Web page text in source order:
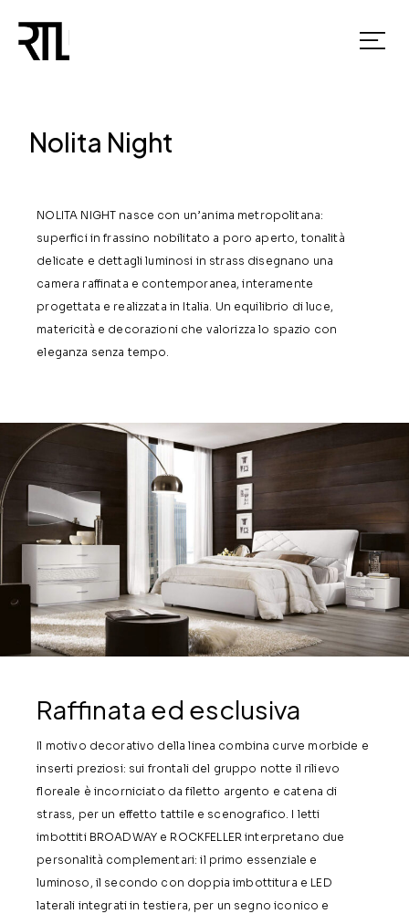
Nolita Night
NOLITA NIGHT nasce con un’anima metropolitana:
superfici in frassino nobilitato a poro aperto, tonalità
delicate e dettagli luminosi in strass disegnano una
camera raffinata e contemporanea, interamente
progettata e realizzata in Italia. Un equilibrio di luce,
matericità e decorazioni che valorizza lo spazio con
eleganza senza tempo.
Raffinata ed esclusiva
Il motivo decorativo della linea combina curve morbide e
inserti preziosi: sui frontali del gruppo notte il rilievo
floreale è incorniciato da filetto argento e catena di
strass, per un effetto tattile e scenografico. I letti
imbottiti BROADWAY e ROCKFELLER interpretano due
personalità complementari: il primo essenziale e
luminoso, il secondo con doppia imbottitura e LED
laterali integrati in testiera, per un segno iconico e